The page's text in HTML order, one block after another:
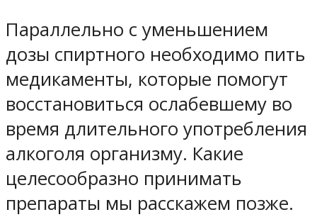
Параллельно с уменьшением
дозы спиртного необходимо пить
медикаменты, которые помогут
восстановиться ослабевшему во
время длительного употребления
алкоголя организму. Какие
целесообразно принимать
препараты мы расскажем позже.